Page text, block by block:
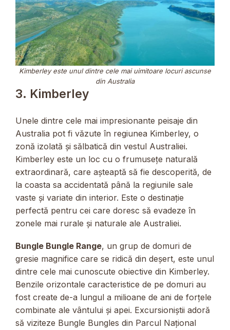
Kimberley este unul dintre cele mai uimitoare locuri ascunse
din Australia
3. Kimberley
Unele dintre cele mai impresionante peisaje din
Australia pot fi văzute în regiunea Kimberley, o
zonă izolată și sălbatică din vestul Australiei.
Kimberley este un loc cu o frumusețe naturală
extraordinară, care așteaptă să fie descoperită, de
la coasta sa accidentată până la regiunile sale
vaste și variate din interior. Este o destinație
perfectă pentru cei care doresc să evadeze în
zonele mai rurale și naturale ale Australiei.
Bungle Bungle Range, un grup de domuri de
gresie magnifice care se ridică din deșert, este unul
dintre cele mai cunoscute obiective din Kimberley.
Benzile orizontale caracteristice de pe domuri au
fost create de-a lungul a milioane de ani de forțele
combinate ale vântului și apei. Excursioniștii adoră
să viziteze Bungle Bungles din Parcul Național